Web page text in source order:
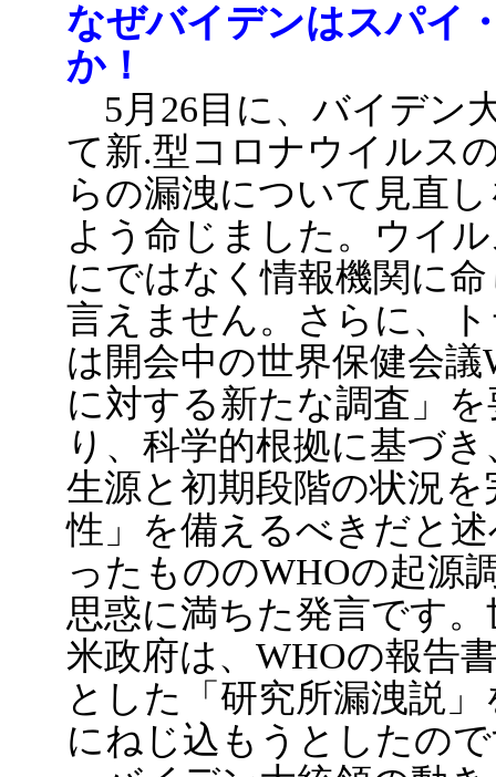
なぜバイデンはスパイ
か！
5月26目に、バイデン
て新.型コロナウイルス
らの漏洩について見直
よう命じました。ウイ
にではなく情報機関に
言えません。さらに、
は開会中の世界保健会
に対する新たな調査」
り、科学的根拠に基づ
生源と初期段階の状況
性」を備えるべきだと
ったもののWHOの起源
思惑に満ちた発言です
米政府は、WHOの報告
とした「研究所漏洩説
にねじ込もうとしたの